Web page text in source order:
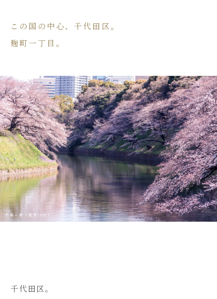
この国の中心、千代田区。
麹町一丁目。
千鳥ヶ淵（徒歩10分）
千代田区。